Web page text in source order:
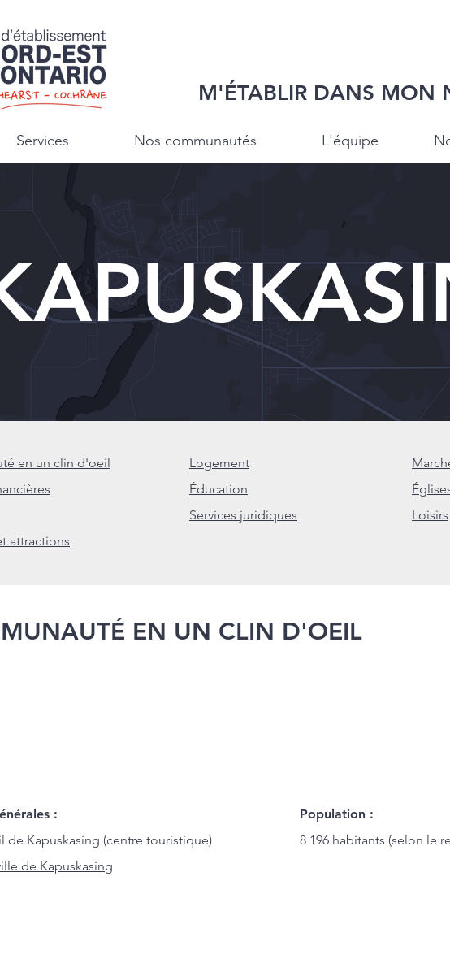
M'ÉTABLIR DANS MON
Services Nos communautés L'équipe
en un clin d'oeil
attractions
Logement
Éducation
Services juridiques
Loisirs
EN UN CLIN D'OEIL
:
de Kapuskasing (centre touristique)
de Kapuskasing
Population :
8 196 habitants (selon le